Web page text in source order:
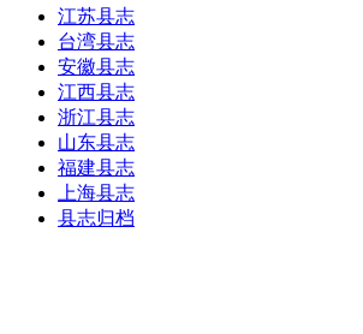
江苏县志
台湾县志
安徽县志
江西县志
浙江县志
山东县志
福建县志
上海县志
县志归档